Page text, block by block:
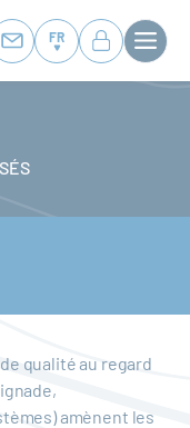
FR
qualité au regard
amènent les